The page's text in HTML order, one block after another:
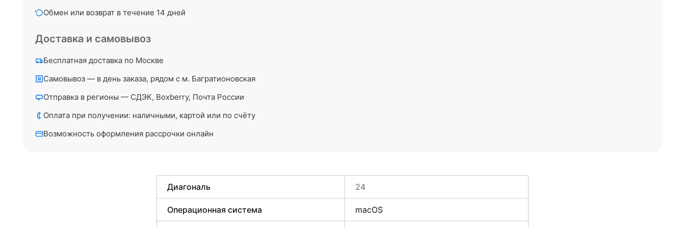
Обмен или возврат в течение 14 дней
Доставка и самовывоз
Бесплатная доставка по Москве
Самовывоз — в день заказа, рядом с м. Багратионовская
Отправка в регионы — СДЭК, Boxberry, Почта России
Оплата при получении: наличными, картой или по счёту
Возможность оформления рассрочки онлайн
Диагональ 24
Операционная система macOS